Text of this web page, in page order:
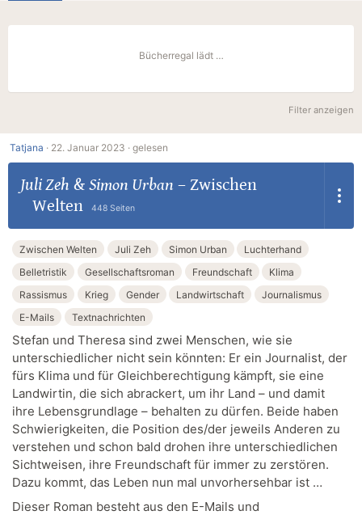
Bücherregal lädt …
Filter anzeigen
Tatjana · 22. Januar 2023 · gelesen
Juli Zeh & Simon Urban – Zwischen
Welten
448 Seiten
Zwischen Welten Juli Zeh Simon Urban
Luchterhand
Belletristik
Gesellschaftsroman Freundschaft
Klima
Rassismus
Krieg Gender Landwirtschaft
Journalismus
E-Mails
Textnachrichten
Stefan und Theresa sind zwei Menschen, wie sie
unterschiedlicher nicht sein könnten: Er ein Journalist, der
fürs Klima und für Gleichberechtigung kämpft, sie eine
Landwirtin, die sich abrackert, um ihr Land – und damit
ihre Lebensgrundlage – behalten zu dürfen. Beide haben
Schwierigkeiten, die Position des/der jeweils Anderen zu
verstehen und schon bald drohen ihre unterschiedlichen
Sichtweisen, ihre Freundschaft für immer zu zerstören.
Dazu kommt, das Leben nun mal unvorhersehbar ist …
Dieser Roman besteht aus den E-Mails und